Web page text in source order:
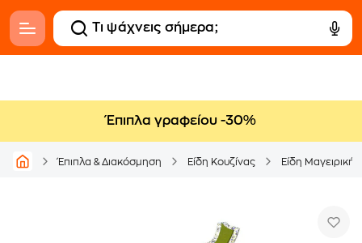
Έπιπλα γραφείου -30%
Έπιπλα & Διακόσμηση Είδη Κουζίνας Είδη